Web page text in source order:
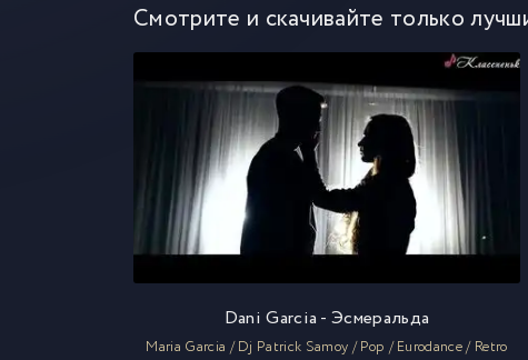
Смотрите и скачивайте только
Dani Garcia - Эсмеральда
Maria Garcia / Dj Patrick Samoy / Pop / Eurodance / Retro